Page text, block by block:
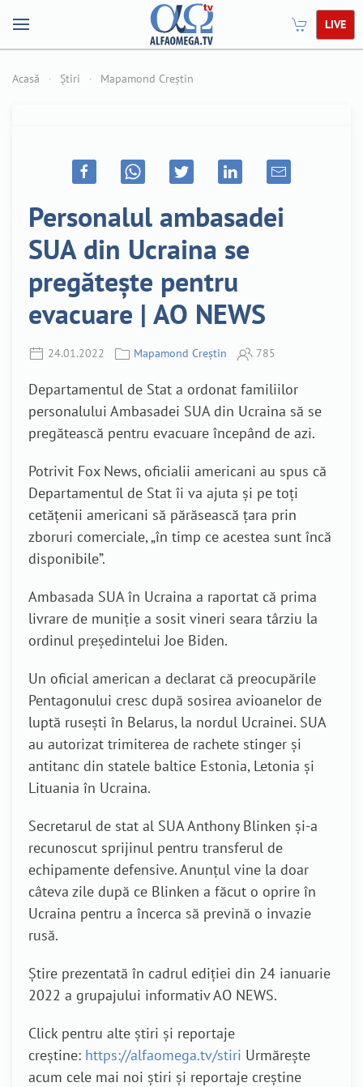
LIVE
Acasă Știri Mapamond Creștin
Personalul ambasadei
SUA din Ucraina se
pregătește pentru
evacuare | AO NEWS
24.01.2022 Mapamond Creștin 785
Departamentul de Stat a ordonat familiilor
personalului Ambasadei SUA din Ucraina să se
pregătească pentru evacuare începând de azi.
Potrivit Fox News, oficialii americani au spus că
Departamentul de Stat îi va ajuta și pe toți
cetățenii americani să părăsească țara prin
zboruri comerciale, „în timp ce acestea sunt încă
disponibile”.
Ambasada SUA în Ucraina a raportat că prima
livrare de muniție a sosit vineri seara târziu la
ordinul președintelui Joe Biden.
Un oficial american a declarat că preocupările
Pentagonului cresc după sosirea avioanelor de
luptă rusești în Belarus, la nordul Ucrainei. SUA
au autorizat trimiterea de rachete stinger și
antitanc din statele baltice Estonia, Letonia și
Lituania în Ucraina.
Secretarul de stat al SUA Anthony Blinken și-a
recunoscut sprijinul pentru transferul de
echipamente defensive. Anunțul vine la doar
câteva zile după ce Blinken a făcut o oprire în
Ucraina pentru a încerca să prevină o invazie
rusă.
Știre prezentată în cadrul ediției din 24 ianuarie
2022 a grupajului informativ AO NEWS.
Click pentru alte știri și reportaje
creștine: https://alfaomega.tv/stiri Urmărește
acum cele mai noi știri și reportaje creștine